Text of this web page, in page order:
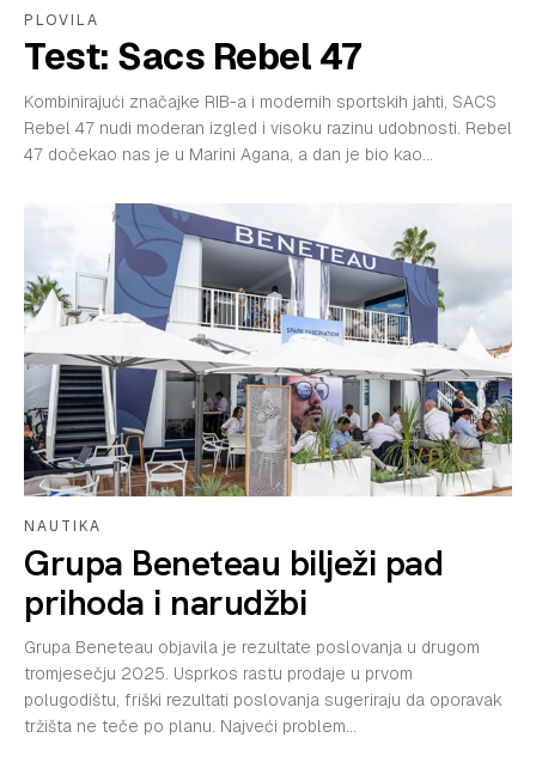
PRETPLATA
SHOP
PLOVILA
Test: Sacs Rebel 47
Kombinirajući značajke RIB-a i modernih sportskih jahti, SACS
Rebel 47 nudi moderan izgled i visoku razinu udobnosti. Rebel
47 dočekao nas je u Marini Agana, a dan je bio kao...
NAUTIKA
Grupa Beneteau bilježi pad
prihoda i narudžbi
Grupa Beneteau objavila je rezultate poslovanja u drugom
tromjesečju 2025. Usprkos rastu prodaje u prvom
polugodištu, friški rezultati poslovanja sugeriraju da oporavak
tržišta ne teče po planu. Najveći problem...